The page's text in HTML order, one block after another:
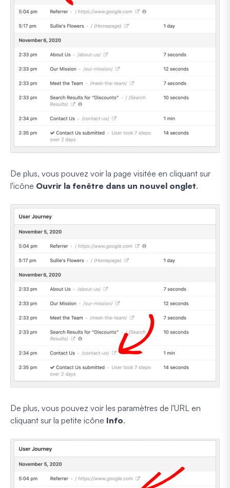
De plus, vous pouvez voir la page visitée en cliquant sur
l'icône Ouvrir la fenêtre dans un nouvel onglet.
De plus, vous pouvez voir les paramètres de l'URL en
cliquant sur la petite icône Info.